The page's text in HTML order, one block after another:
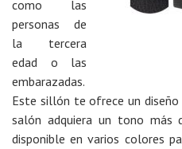
como las
personas de
la tercera
edad o las
embarazadas.
Este sillón te ofrece un
salón adquiera un tono más
disponible en varios colores